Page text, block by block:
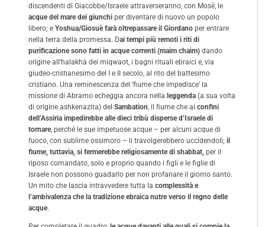
discendenti di Giacobbe/Israele attraverseranno, con Mosè, le
acque del mare dei giunchi per diventare di nuovo un popolo
libero; e Yoshua/Giosuè farà oltrepassare il Giordano per entrare
nella terra della promessa. Dai tempi più remoti i riti di
purificazione sono fatti in acque correnti (maim chaim) dando
origine all’halakhà dei miqwaot, i bagni rituali ebraici e, via
giudeo-cristianesimo del I e II secolo, al rito del battesimo
cristiano. Una reminescenza del ‘fiume che impedisce’ la
missione di Abramo echeggia ancora nella leggenda (a sua volta
di origine ashkenazita) del Sambation , il fiume che ai confini
dell’Assiria impedirebbe alle dieci tribù disperse d’Israele di
tornare, perché le sue impetuose acque – per alcuni acque di
fuoco, con sublime ossimoro – li travolgerebbero uccidendoli; il
fiume, tuttavia, si fermerebbe religiosamente di shabbat, per il
riposo comandato, solo e proprio quando i figli e le figlie di
Israele non possono guadarlo per non profanare il giorno santo.
Un mito che lascia intravvedere tutta la complessità e
l’ambivalenza che la tradizione ebraica nutre verso il regno delle
acque.